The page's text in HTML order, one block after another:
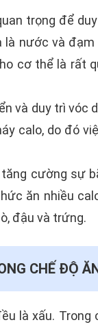
trọng để
là nước và
cơ thể là rất
và duy trì vóc
calo, do đó
cường sự
ăn nhiều
đậu và trứng.
CHẾ ĐỘ
là xấu.